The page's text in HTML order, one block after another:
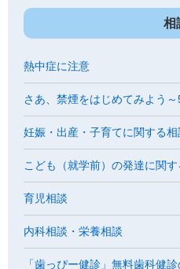
相
熱中症に注意
さあ、禁煙をはじめてみよう
妊娠・出産・子育てに関する相
こども（就学前）の発達に関す
育児相談
内科相談・栄養相談
「歯っぴー健診」無料歯科健